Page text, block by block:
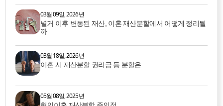
03월 09일, 2026년
별거 이후 변동된 재산, 이혼 재산분할에서 어떻게 정리될
까
03월 18일, 2026년
이혼 시 재산분할 권리금 등 분할은
05월 08일, 2025년